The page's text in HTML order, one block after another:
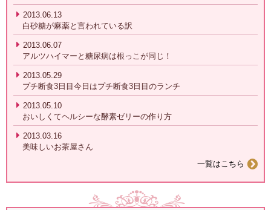
2013.06.13
白砂糖が麻薬と言われている訳
2013.06.07
アルツハイマーと糖尿病は根っこが同じ！
2013.05.29
プチ断食3日目今日はプチ断食3日目のランチ
2013.05.10
おいしくてヘルシーな酵素ゼリーの作り方
2013.03.16
美味しいお茶屋さん
一覧はこちら